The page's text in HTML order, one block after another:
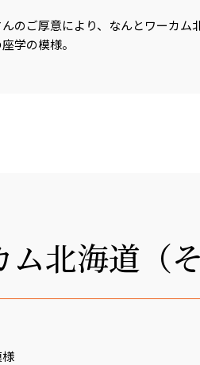
のご厚意により、なんとワーカム
学の模様。
ム北海道（そ